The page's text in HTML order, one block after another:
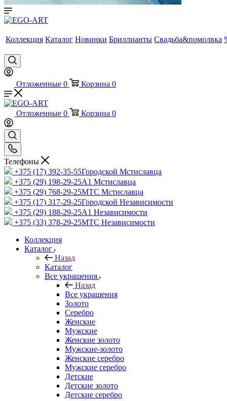
Коллекция Каталог Новинки Бриллианты Свадьба&помолвка
Отложенные 0 Корзина 0
Отложенные 0 Корзина 0
Телефоны
+375 (17) 392-35-55Городской Мстиславца
+375 (29) 198-29-25A1 Мстиславца
+375 (29) 768-29-25МТС Мстиславца
+375 (17) 317-29-25Городской Независимости
+375 (29) 188-29-25A1 Независимости
+375 (33) 378-29-25МТС Независимости
Коллекция
Каталог
Назад
Каталог
Все украшения
Назад
Все украшения
Золото
Серебро
Женские
Мужские
Женские золото
Мужские-золото
Женские серебро
Мужские серебро
Детские
Детские золото
Детские серебро